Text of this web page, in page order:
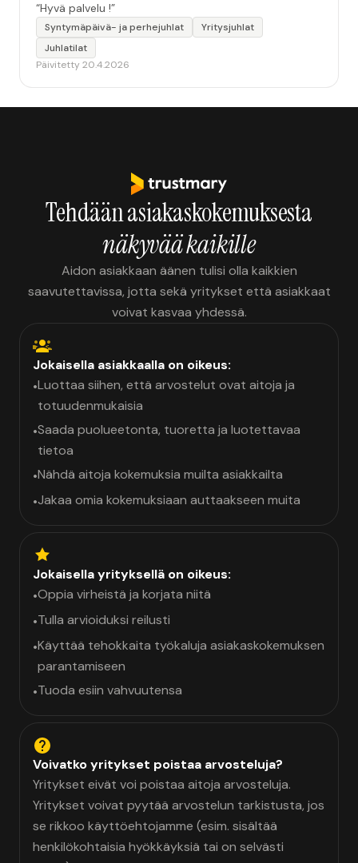
“Hyvä palvelu !”
Syntymäpäivä- ja perhejuhlat
Yritysjuhlat
Juhlatilat
Päivitetty 20.4.2026
Tehdään asiakaskokemuksesta
näkyvää kaikille
Aidon asiakkaan äänen tulisi olla kaikkien
saavutettavissa, jotta sekä yritykset että asiakkaat
voivat kasvaa yhdessä.
Jokaisella asiakkaalla on oikeus:
•Luottaa siihen, että arvostelut ovat aitoja ja
totuudenmukaisia
•Saada puolueetonta, tuoretta ja luotettavaa
tietoa
•Nähdä aitoja kokemuksia muilta asiakkailta
•Jakaa omia kokemuksiaan auttaakseen muita
Jokaisella yrityksellä on oikeus:
•Oppia virheistä ja korjata niitä
•Tulla arvioiduksi reilusti
•Käyttää tehokkaita työkaluja asiakaskokemuksen
parantamiseen
•Tuoda esiin vahvuutensa
Voivatko yritykset poistaa arvosteluja?
Yritykset eivät voi poistaa aitoja arvosteluja.
Yritykset voivat pyytää arvostelun tarkistusta, jos
se rikkoo käyttöehtojamme (esim. sisältää
henkilökohtaisia hyökkäyksiä tai on selvästi